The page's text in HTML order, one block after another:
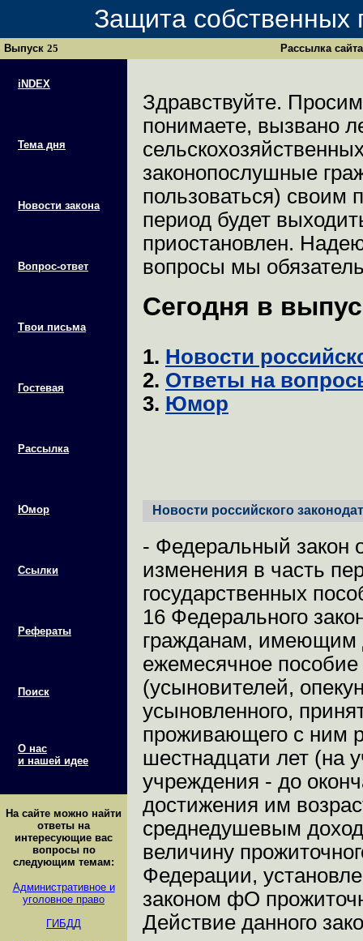
Защита собственных
Выпуск 25 Рассылка
iNDEX
Тема дня
Новости закона
Вопрос-ответ
Твои письма
Гостевая
Рассылка
Юмор
Ссылки
Рефераты
Поиск
О нас
и нашей идее
На сайтe можно найти
ответы на
интересующие вас
вопросы по
следующим темам:
Административное и
уголовное право
ГИБДД
Здравствуйте.
понимаете, вызвано
законопослушные
пользоваться) своим
период будет
приостановлен.
вопросы мы
Сегодня в
1. Новости
2. Ответы на
3. Юмор
Новости российского
- Федеральный закон
изменения в часть
государственных
16 Федерального
гражданам, имеющим
ежемесячное
(усыновителей,
усыновленного,
проживающего с ним
шестнадцати лет (на
учреждения - до
достижения им
среднедушевым
величину
Федерации,
законом фО
Действие данного